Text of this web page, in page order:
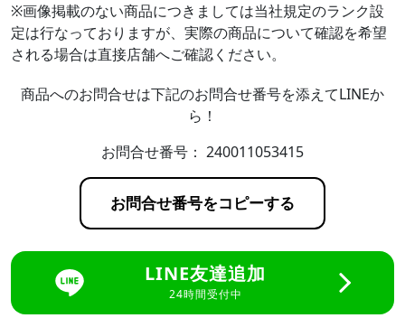
※画像掲載のない商品につきましては当社規定のランク設
定は行なっておりますが、実際の商品について確認を希望
される場合は直接店舗へご確認ください。
商品へのお問合せは下記のお問合せ番号を添えてLINEか
ら！
お問合せ番号： 240011053415
お問合せ番号をコピーする
LINE友達追加
24時間受付中